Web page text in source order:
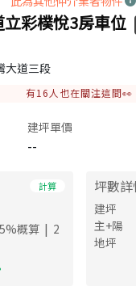
彩樸悅3房車位
大道三段
有16 人也在關注這間👀
建坪單價
--
計算
%概算 | 2
坪數
建坪
主+陽
地坪